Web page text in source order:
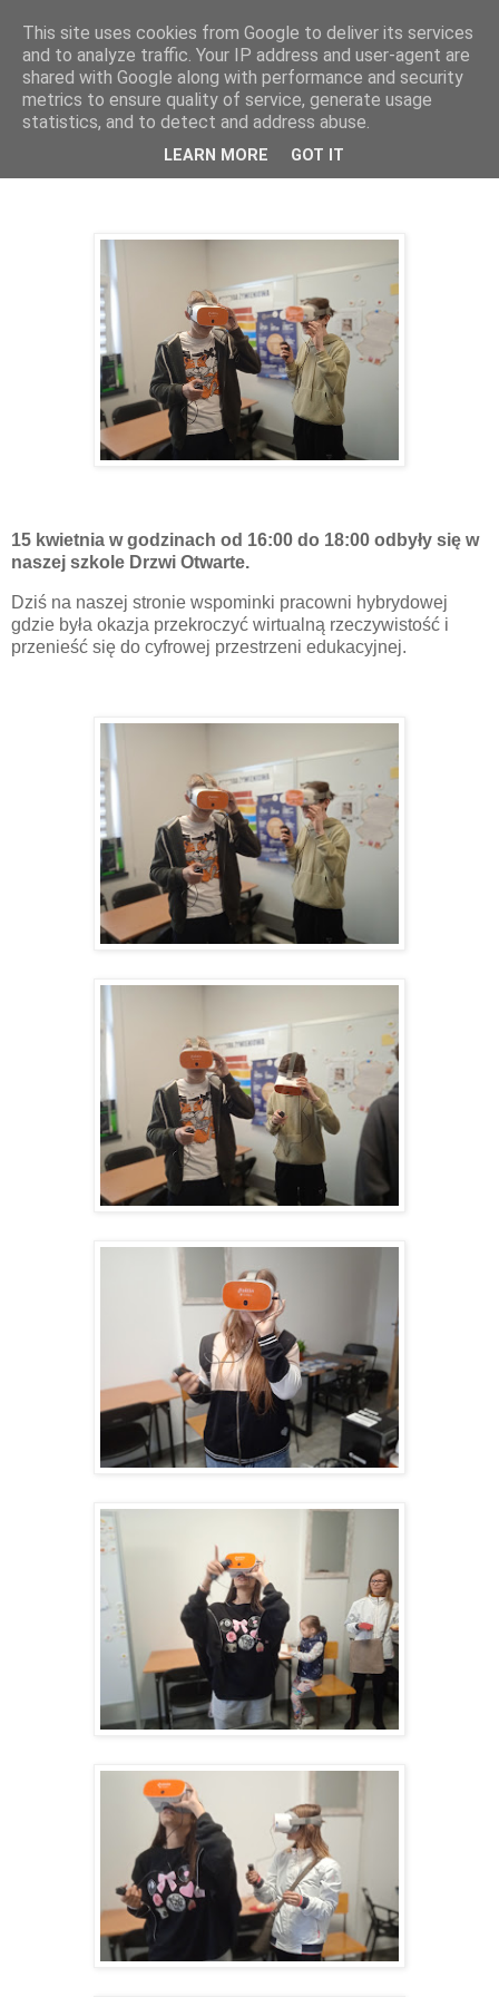
AS Inowrocław
wtorek, 20 maja 2025
Wspominki czyli Drzwi Otwarte 2025
15 kwietnia w godzinach od 16:00 do 18:00 odbyły się w
naszej szkole Drzwi Otwarte.
Dziś na naszej stronie wspominki pracowni hybrydowej
gdzie była okazja przekroczyć wirtualną rzeczywistość i
przenieść się do cyfrowej przestrzeni edukacyjnej.
This site uses cookies from Google to deliver its services
and to analyze traffic. Your IP address and user-agent are
shared with Google along with performance and security
metrics to ensure quality of service, generate usage
statistics, and to detect and address abuse.
LEARN MORE GOT IT